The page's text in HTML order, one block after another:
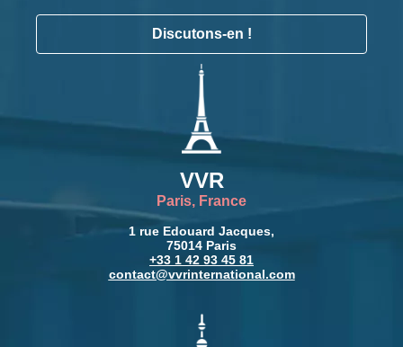
Discutons-en !
VVR
Paris, France
1 rue Edouard Jacques,
75014 Paris
+33 1 42 93 45 81
contact@vvrinternational.com